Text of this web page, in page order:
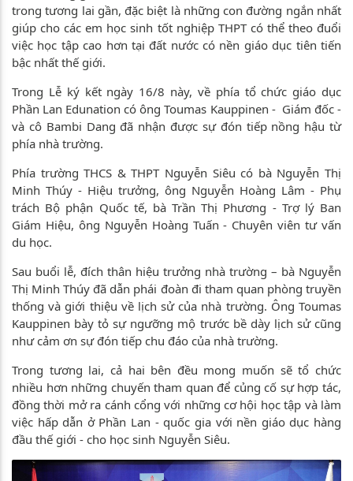
trong tương lai gần, đặc biệt là những con đường ngắn nhất
giúp cho các em học sinh tốt nghiệp THPT có thể theo đuổi
việc học tập cao hơn tại đất nước có nền giáo dục tiên tiến
bậc nhất thế giới.
Trong Lễ ký kết ngày 16/8 này, về phía tổ chức giáo dục
Phần Lan Edunation có ông Toumas Kauppinen - Giám đốc -
và cô Bambi Dang đã nhận được sự đón tiếp nồng hậu từ
phía nhà trường.
Phía trường THCS & THPT Nguyễn Siêu có bà Nguyễn Thị
Minh Thúy - Hiệu trưởng, ông Nguyễn Hoàng Lâm - Phụ
trách Bộ phận Quốc tế, bà Trần Thị Phương - Trợ lý Ban
Giám Hiệu, ông Nguyễn Hoàng Tuấn - Chuyên viên tư vấn
du học.
Sau buổi lễ, đích thân hiệu trưởng nhà trường – bà Nguyễn
Thị Minh Thúy đã dẫn phái đoàn đi tham quan phòng truyền
thống và giới thiệu về lịch sử của nhà trường. Ông Toumas
Kauppinen bày tỏ sự ngưỡng mộ trước bề dày lịch sử cũng
như cảm ơn sự đón tiếp chu đáo của nhà trường.
Trong tương lai, cả hai bên đều mong muốn sẽ tổ chức
nhiều hơn những chuyến tham quan để củng cố sự hợp tác,
đồng thời mở ra cánh cổng với những cơ hội học tập và làm
việc hấp dẫn ở Phần Lan - quốc gia với nền giáo dục hàng
đầu thế giới - cho học sinh Nguyễn Siêu.